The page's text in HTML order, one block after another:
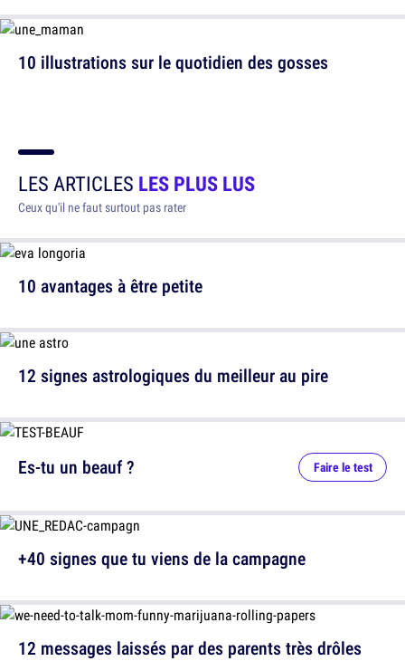
10 illustrations sur le quotidien des gosses
LES ARTICLES LES PLUS LUS
Ceux qu'il ne faut surtout pas rater
10 avantages à être petite
12 signes astrologiques du meilleur au pire
12 messages laissés par des parents très drôles
Es-tu un beauf ? Faire le test
+40 signes que tu viens de la campagne